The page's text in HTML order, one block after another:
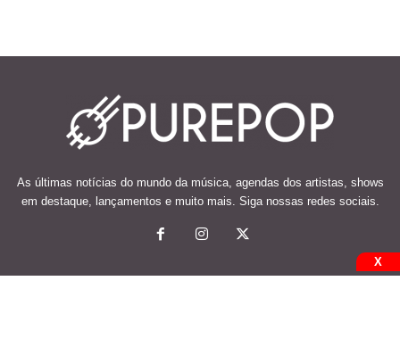
As últimas notícias do mundo da música, agendas dos artistas, shows
em destaque, lançamentos e muito mais. Siga nossas redes sociais.
X